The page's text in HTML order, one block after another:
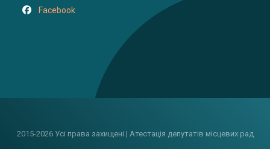
Facebook
2015-2026 Усі права захищені | Атестація депутатів місцевих рад